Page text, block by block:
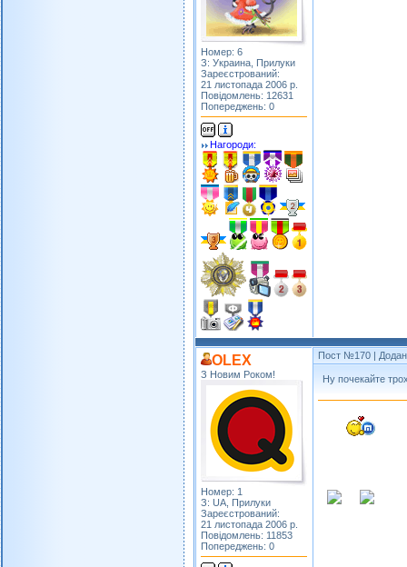
Номер: 6
З: Украина, Прилуки
Зареєстрований:
21 листопада 2006 р.
Повідомлень: 12631
Попереджень: 0
Нагороди:
OLEX
З Новим Роком!
Номер: 1
З: UA, Прилуки
Зареєстрований:
21 листопада 2006 р.
Повідомлень: 11853
Попереджень: 0
Пост №170 |
Ну почекайте